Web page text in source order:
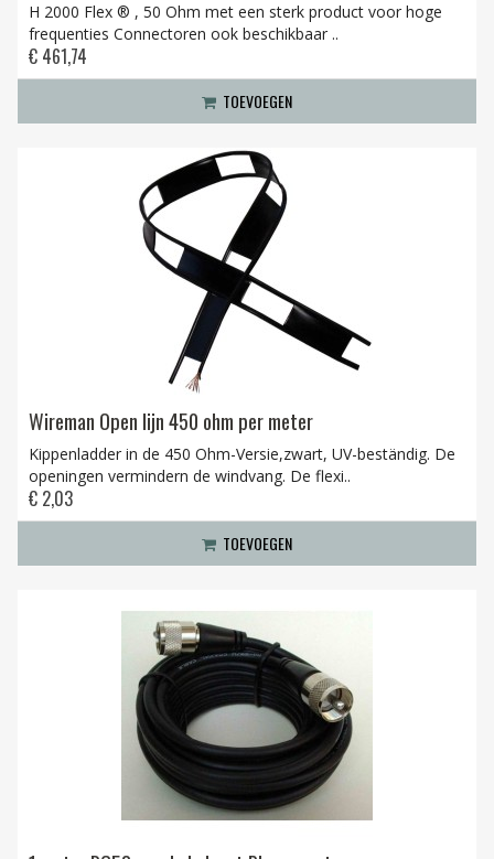
H 2000 Flex ® , 50 Ohm met een sterk product voor hoge
frequenties Connectoren ook beschikbaar ..
€ 461,74
TOEVOEGEN
Wireman Open lijn 450 ohm per meter
Kippenladder in de 450 Ohm-Versie,zwart, UV-beständig. De
openingen vermindern de windvang. De flexi..
€ 2,03
TOEVOEGEN